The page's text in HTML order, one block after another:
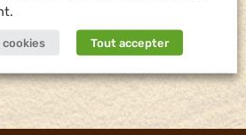
cookies Tout accepter